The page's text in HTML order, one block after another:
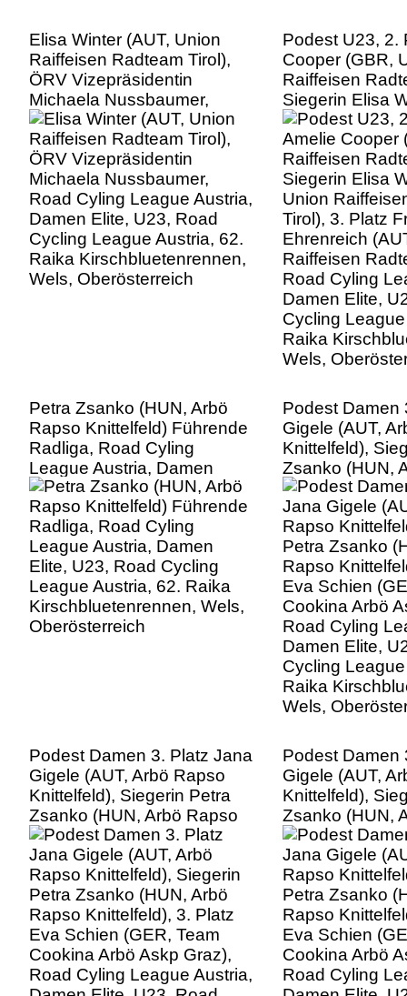
Elisa Winter (AUT, Union
Raiffeisen Radteam Tirol),
ÖRV Vizepräsidentin
Michaela Nussbaumer,
Road Cyling League Austria,
Damen Elite, U23, Road
Cycling League Austria, 62.
Raika Kirschbluetenrennen,
Wels, Oberösterreich
Podest U23, 2.
Cooper (GBR,
Raiffeisen
Siegerin Elisa
Union
Tirol), 3. Platz
Ehrenreich
Raiffeisen
Road Cyling
Damen Elite,
Cycling
Raika
Wels,
Petra Zsanko (HUN, Arbö
Rapso Knittelfeld) Führende
Radliga, Road Cyling
League Austria, Damen
Elite, U23, Road Cycling
League Austria, 62. Raika
Kirschbluetenrennen, Wels,
Oberösterreich
Podest Damen
Gigele (AUT,
Knittelfeld),
Zsanko (HUN,
Knittelfeld), 3.
Schien (GER,
Cookina Arbö
Road Cyling
Damen Elite,
Cycling
Raika
Wels,
Podest Damen 3. Platz Jana
Gigele (AUT, Arbö Rapso
Knittelfeld), Siegerin Petra
Zsanko (HUN, Arbö Rapso
Knittelfeld), 3. Platz Eva
Schien (GER, Team
Cookina Arbö Askp Graz),
Road Cyling League Austria,
Damen Elite, U23, Road
Cycling League Austria, 62.
Raika Kirschbluetenrennen,
Wels, Oberösterreich
Podest Damen
Gigele (AUT,
Knittelfeld),
Zsanko (HUN,
Knittelfeld), 3.
Schien (GER,
Cookina Arbö
Road Cyling
Damen Elite,
Cycling
Raika
Wels,